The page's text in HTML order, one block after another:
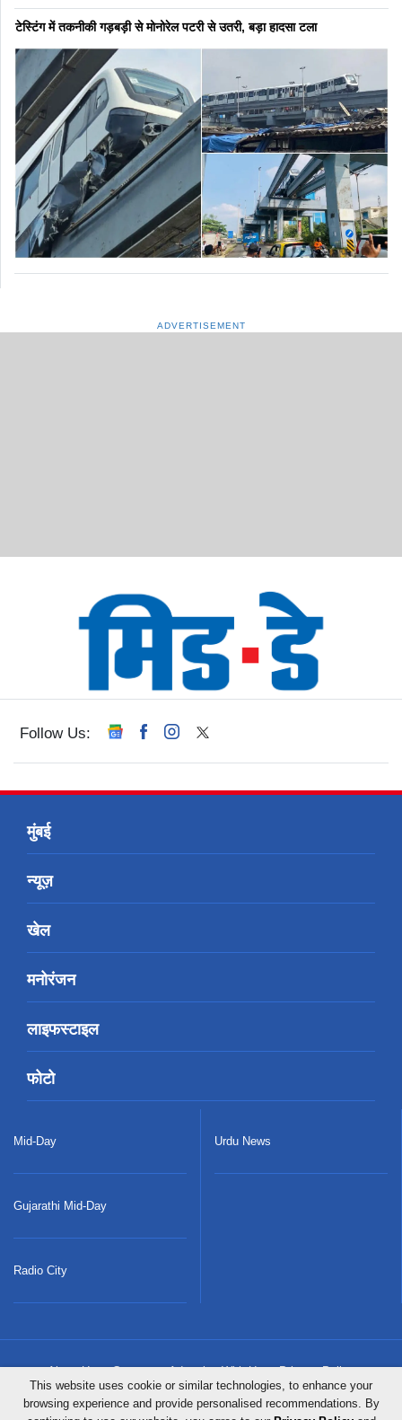
टेस्टिंग में तकनीकी गड़बड़ी से मोनोरेल पटरी से उतरी, बड़ा हादसा टला
ADVERTISEMENT
Follow Us:
मुंबई
न्यूज़
खेल
मनोरंजन
लाइफस्टाइल
फोटो
Mid-Day
Gujarathi Mid-Day
Radio City
Urdu News
About Us Careers Advertise With Us Privacy Policy
Terms & Conditions Contact Us Sitemap Grievance Redressal
This website uses cookie or similar technologies, to enhance your
browsing experience and provide personalised recommendations. By